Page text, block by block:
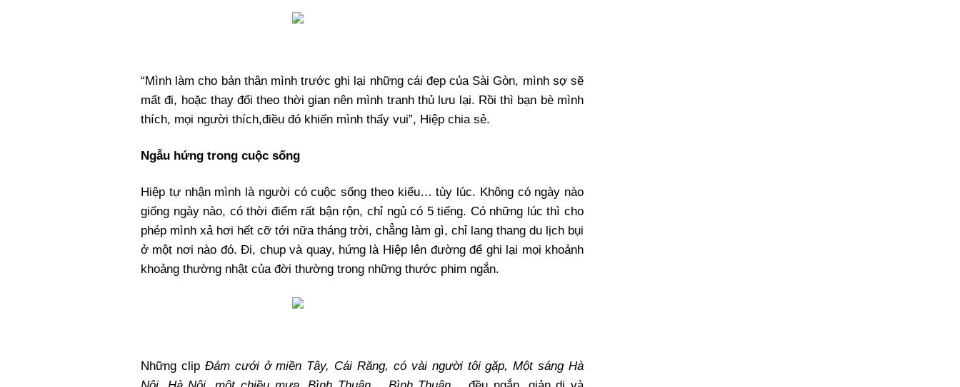
“Mình làm cho bản thân mình trước ghi lại những cái đẹp của Sài Gòn, mình sợ sẽ
mất đi, hoặc thay đổi theo thời gian nên mình tranh thủ lưu lại. Rồi thì bạn bè mình
thích, mọi người thích,điều đó khiến mình thấy vui”, Hiệp chia sẻ.
Ngẫu hứng trong cuộc sống
Hiệp tự nhận mình là người có cuộc sống theo kiểu… tùy lúc. Không có ngày nào
giống ngày nào, có thời điểm rất bận rộn, chỉ ngủ có 5 tiếng. Có những lúc thì cho
phép mình xả hơi hết cỡ tới nữa tháng trời, chẳng làm gì, chỉ lang thang du lịch bụi
ở một nơi nào đó. Đi, chụp và quay, hứng là Hiệp lên đường để ghi lại mọi khoảnh
khoảng thường nhật của đời thường trong những thước phim ngắn.
Những clip Đám cưới ở miền Tây, Cái Răng, có vài người tôi gặp, Một sáng Hà